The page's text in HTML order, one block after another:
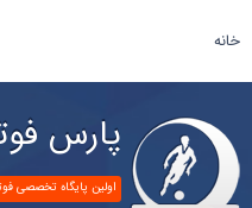
خانه
پارس
اولین پایگاه تخصصی